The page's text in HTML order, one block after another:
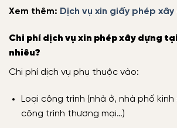
Xem thêm: Dịch vụ xin giấy phép xây
Chi phí dịch vụ xin phép xây dựng
nhiêu?
Chi phí dịch vụ phụ thuộc vào:
Loại công trình (nhà ở, nhà phố
công trình thương mại…)